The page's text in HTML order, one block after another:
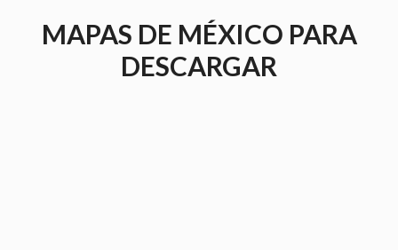
MAPAS DE MÉXICO PARA
DESCARGAR